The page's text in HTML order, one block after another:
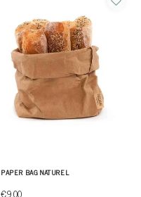
PAPER BAG NATUREL
€9,00